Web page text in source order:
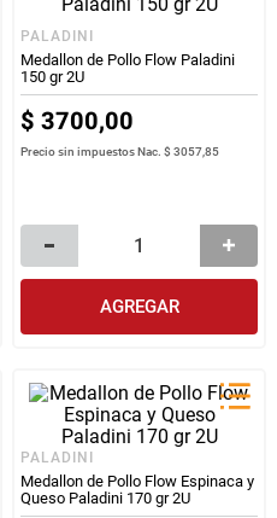
PALADINI
Medallon de Pollo Flow Paladini
150 gr 2U
$ 3700,00
Precio sin impuestos Nac.$ 3057,85
AGREGAR
PALADINI
Medallon de Pollo Flow Espinaca y
Queso Paladini 170 gr 2U